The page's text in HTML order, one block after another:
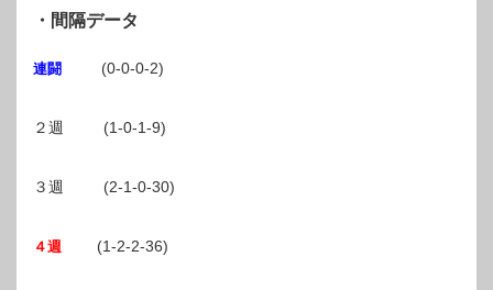
・間隔データ
連闘 (0-0-0-2)
２週 (1-0-1-9)
３週 (2-1-0-30)
４週 (1-2-2-36)